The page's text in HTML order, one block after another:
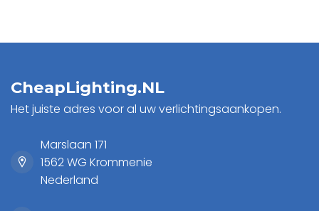
CheapLighting.NL
Het juiste adres voor al uw verlichtingsaankopen.
Marslaan 171
1562 WG Krommenie
Nederland